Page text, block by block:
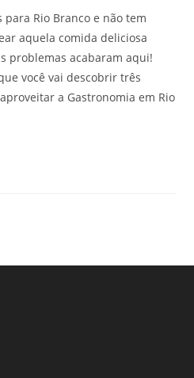
para Rio Branco e não tem
aquela comida deliciosa
problemas acabaram aqui!
você vai descobrir três
a Gastronomia em Rio